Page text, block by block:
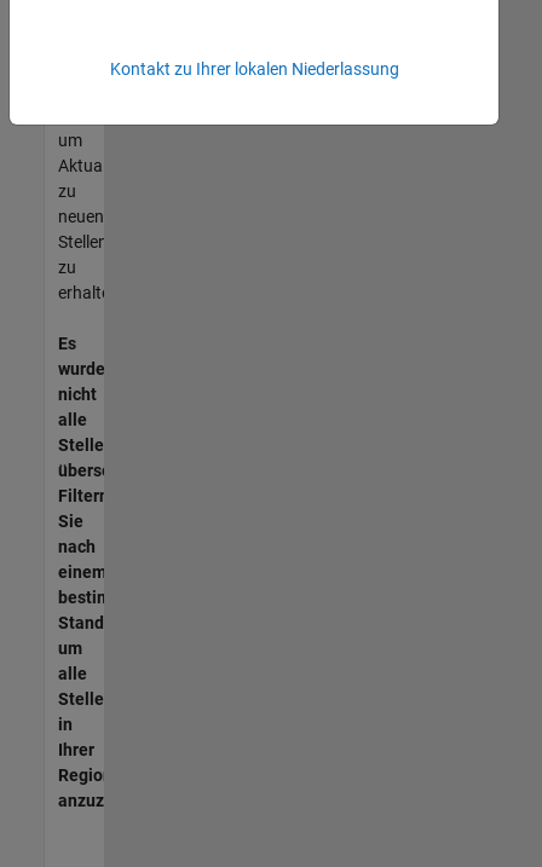
unseres
um
Aktualisierungen
zu
neuen
Stellenangeboten
zu
erhalten.
Es
wurden
nicht
alle
Stellen
übersetzt.
Filtern
Sie
nach
einem
bestimmten
Standort,
um
alle
Stellenangebote
in
Ihrer
Region
anzuzeigen.
Kontakt zu Ihrer lokalen Niederlassung